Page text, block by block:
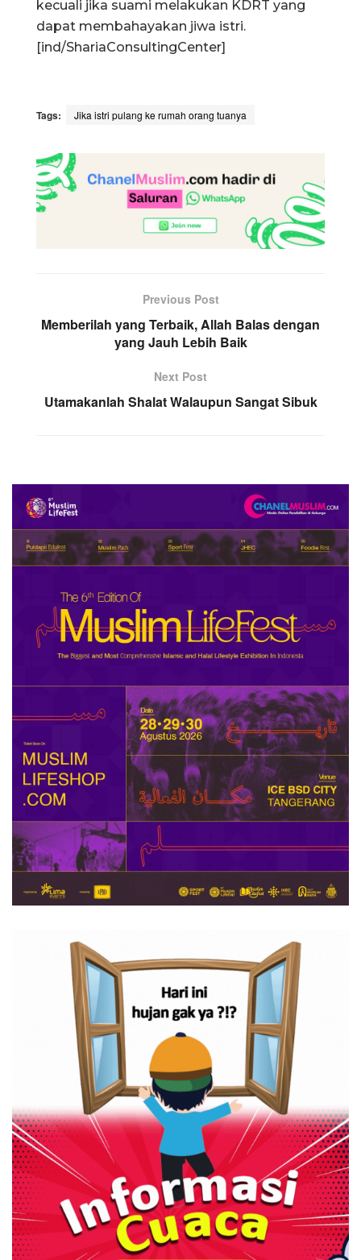
kecuali jika suami melakukan KDRT yang
dapat membahayakan jiwa istri.
[ind/ShariaConsultingCenter]
Tags: Jika istri pulang ke rumah orang tuanya
Previous Post
Memberilah yang Terbaik, Allah Balas dengan
yang Jauh Lebih Baik
Next Post
Utamakanlah Shalat Walaupun Sangat Sibuk